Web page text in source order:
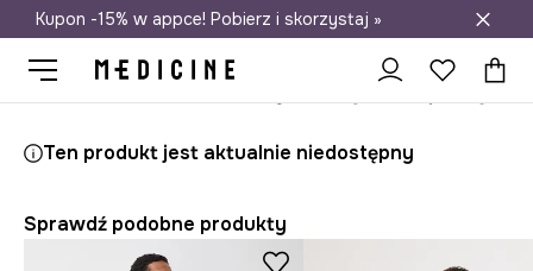
Darmowa dostawa do salonów
Kupon -15% w appce! Pobierz i skorzystaj »
Ten produkt jest aktualnie niedostępny
Sprawdź podobne produkty